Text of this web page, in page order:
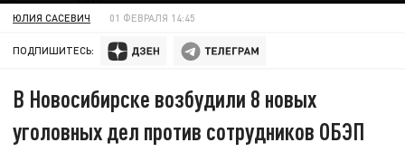
ЮЛИЯ САСЕВИЧ 01 ФЕВРАЛЯ 14:45
ПОДПИШИТЕСЬ:
В Новосибирске возбудили 8 новых
уголовных дел против сотрудников ОБЭП